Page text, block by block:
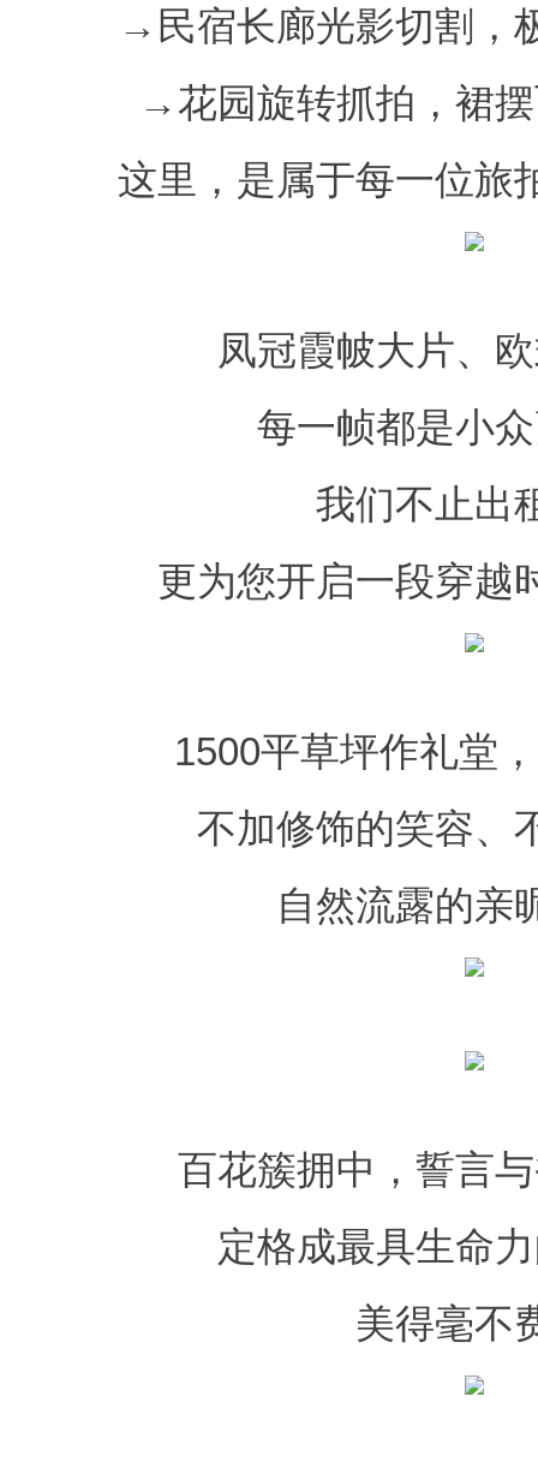
→民宿长廊光影切割，
→花园旋转抓拍，裙
这里，是属于每一位旅
凤冠霞帔大片、
每一帧都是小
我们不止出
更为您开启一段穿越
1500平草坪作礼堂
不加修饰的笑容、
自然流露的亲
百花簇拥中，誓言
定格成最具生命
美得毫不